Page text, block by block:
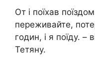
От і поїхав
переживайте,
годин, і я поїду. –
Тетяну.